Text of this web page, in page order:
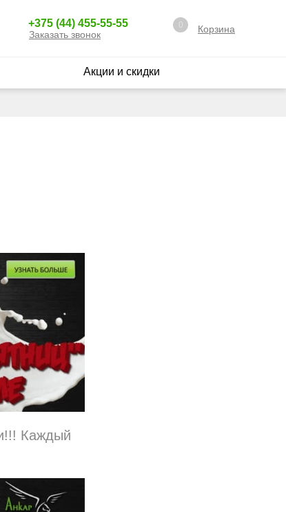
+375 (44) 455-55-55
Заказать звонок
Акции и скидки
Корзина
0
Каждый